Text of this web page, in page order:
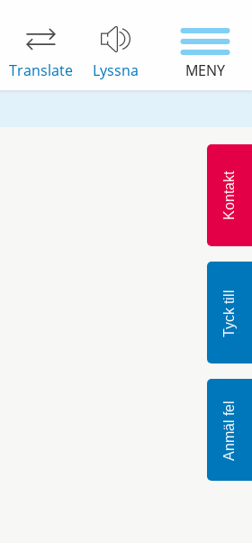
Translate Lyssna MENY
Kontakt
Tyck till
Anmäl fel